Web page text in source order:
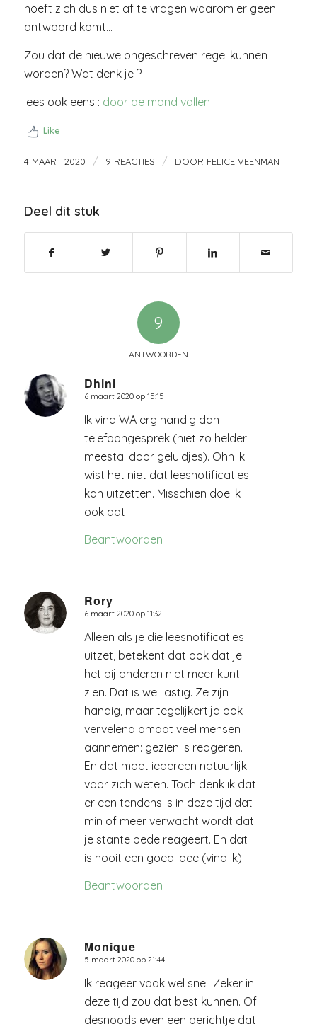
hoeft zich dus niet af te vragen waarom er geen
antwoord komt…
Zou dat de nieuwe ongeschreven regel kunnen
worden? Wat denk je ?
lees ook eens : door de mand vallen
Like
4 MAART 2020 / 9 REACTIES / DOOR FELICE VEENMAN
Deel dit stuk
9
ANTWOORDEN
Dhini
zegt:
6 maart 2020 op 15:15
Ik vind WA erg handig dan
telefoongesprek (niet zo helder
meestal door geluidjes). Ohh ik
wist het niet dat leesnotificaties
kan uitzetten. Misschien doe ik
ook dat
Beantwoorden
Rory
zegt:
6 maart 2020 op 11:32
Alleen als je die leesnotificaties
uitzet, betekent dat ook dat je
het bij anderen niet meer kunt
zien. Dat is wel lastig. Ze zijn
handig, maar tegelijkertijd ook
vervelend omdat veel mensen
aannemen: gezien is reageren.
En dat moet iedereen natuurlijk
voor zich weten. Toch denk ik dat
er een tendens is in deze tijd dat
min of meer verwacht wordt dat
je stante pede reageert. En dat
is nooit een goed idee (vind ik).
Beantwoorden
Monique
zegt:
5 maart 2020 op 21:44
Ik reageer vaak wel snel. Zeker in
deze tijd zou dat best kunnen. Of
desnoods even een berichtje dat